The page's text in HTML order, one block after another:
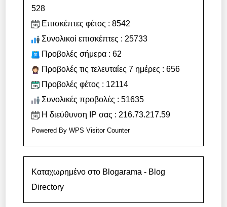
528
Επισκέπτες φέτος : 8542
Συνολικοί επισκέπτες : 25733
Προβολές σήμερα : 62
Προβολές τις τελευταίες 7 ημέρες : 656
Προβολές φέτος : 12114
Συνολικές προβολές : 51635
Η διεύθυνση IP σας : 216.73.217.59
Powered ByWPS Visitor Counter
Καταχωρημένο στο Blogarama - Blog
Directory